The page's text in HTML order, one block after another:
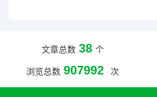
文章总数 38 个
浏览总数 907992 次